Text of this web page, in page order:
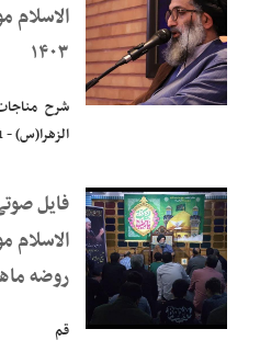
الاسلام
۱۴۰۳
شرح مناجات خمسه عشر - دارالبکاء
فایل صوتی سخنرانی حجت
الاسلام موسوی مطلق در
روضه ماهیانه _ ۱۸ آبان ۱۴۰۳
قم